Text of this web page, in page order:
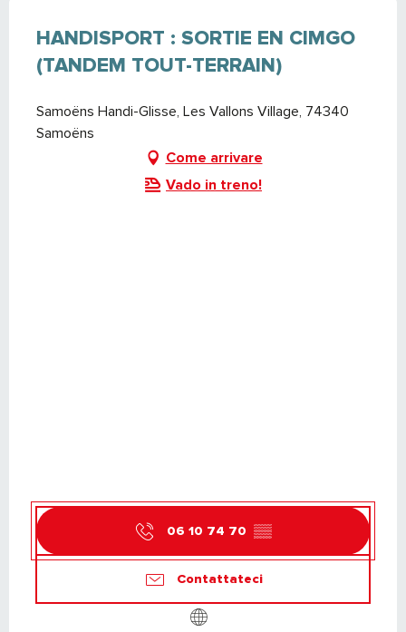
HANDISPORT : SORTIE EN CIMGO
(TANDEM TOUT-TERRAIN)
Samoëns Handi-Glisse, Les Vallons Village, 74340
Samoëns
Come arrivare
Vado in treno!
06 10 74 70 ▒▒
Contattateci